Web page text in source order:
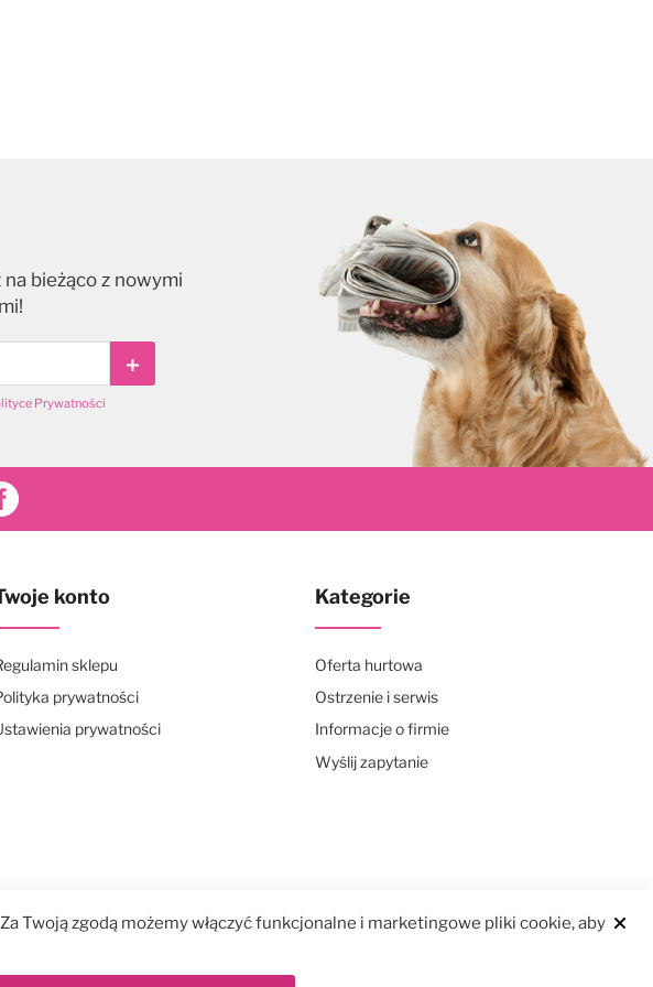
bieżąco z nowymi
Subskrybuj
Prywatności
konto
sklepu
prywatności
prywatności
Kategorie
Oferta hurtowa
Ostrzenie i serwis
Informacje o firmie
Wyślij zapytanie
Twoją zgodą możemy włączyć funkcjonalne i marketingowe pliki cookie, aby